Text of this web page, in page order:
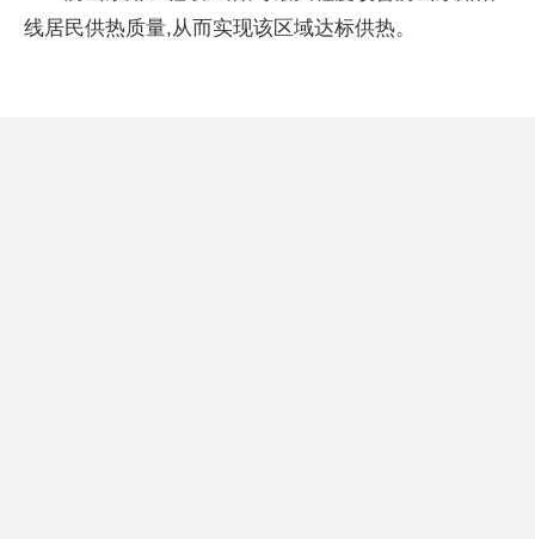
线居民供热质量,从而实现该区域达标供热。